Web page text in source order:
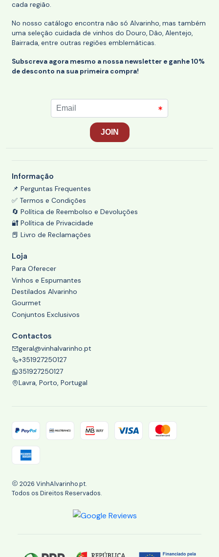
cada região.
No nosso catálogo encontra não só Alvarinho, mas também
uma seleção cuidada de vinhos do Douro, Dão, Alentejo,
Bairrada, entre outras regiões emblemáticas.
Subscreva agora mesmo a nossa newsletter e ganhe 10%
de desconto na sua primeira compra!
Informação
📌 Perguntas Frequentes
✅ Termos e Condições
🔄 Política de Reembolso e Devoluções
🔐 Política de Privacidade
📕 Livro de Reclamações
Loja
Para Oferecer
Vinhos e Espumantes
Destilados Alvarinho
Gourmet
Conjuntos Exclusivos
Contactos
geral@vinhalvarinho.pt
+351927250127
351927250127
Lavra, Porto, Portugal
2026 VinhAlvarinho.pt.
Todos os Direitos Reservados.